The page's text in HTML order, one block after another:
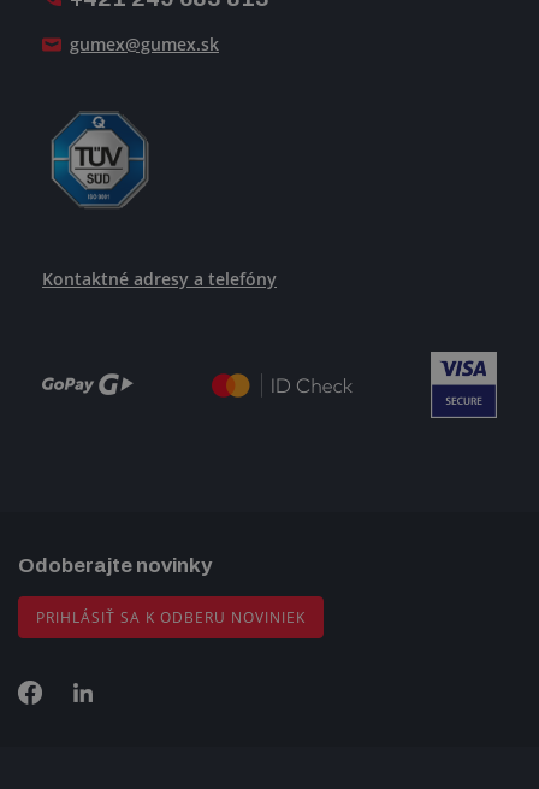
gumex@gumex.sk
Kontaktné adresy a telefóny
Odoberajte novinky
PRIHLÁSIŤ SA K ODBERU NOVINIEK